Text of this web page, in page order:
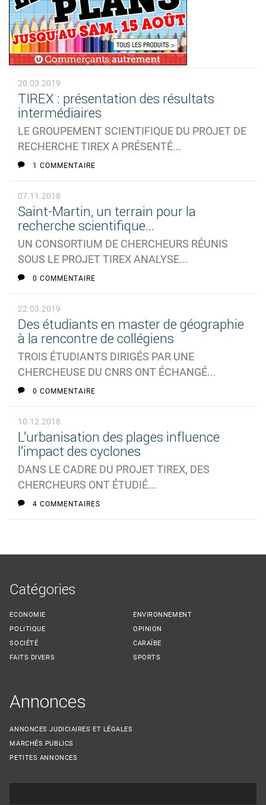
20.03.2019
TIREX : présentation des résultats
intermédiaires
LE GROUPEMENT SCIENTIFIQUE DU PROJET DE
RECHERCHE TIREX A PRÉSENTÉ...
1 COMMENTAIRE
07.11.2018
Saint-Martin, un terrain pour la
recherche scientifique...
UN CONSORTIUM DE CHERCHEURS RÉUNIS
SOUS LE PROJET TIREX ANALYSE...
0 COMMENTAIRE
22.03.2019
Des étudiants en master de géographie
à la rencontre de collégiens
TROIS ÉTUDIANTS DIRIGÉS PAR UNE
CHERCHEUSE DU CNRS ONT ÉCHANGÉ...
0 COMMENTAIRE
10.12.2018
L’urbanisation des plages influence
l’impact des cyclones
DANS LE CADRE DU PROJET TIREX, DES
CHERCHEURS ONT ÉTUDIÉ...
4 COMMENTAIRES
Catégories
ECONOMIE
POLITIQUE
SOCIÉTÉ
FAITS DIVERS
ENVIRONNEMENT
OPINION
CARAÏBE
SPORTS
Annonces
ANNONCES JUDICIAIRES ET LÉGALES
MARCHÉS PUBLICS
PETITES ANNONCES